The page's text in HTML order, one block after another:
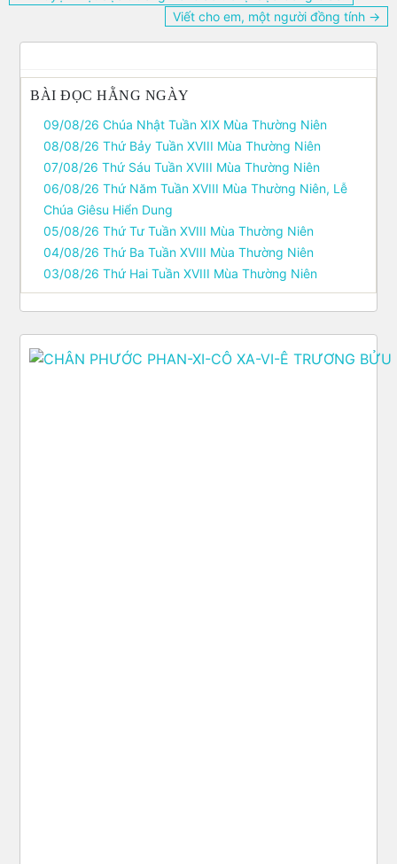
Viết cho em, một người đồng tính →
BÀI ĐỌC HẰNG NGÀY
09/08/26 Chúa Nhật Tuần XIX Mùa Thường Niên
08/08/26 Thứ Bảy Tuần XVIII Mùa Thường Niên
07/08/26 Thứ Sáu Tuần XVIII Mùa Thường Niên
06/08/26 Thứ Năm Tuần XVIII Mùa Thường Niên, Lễ
Chúa Giêsu Hiển Dung
05/08/26 Thứ Tư Tuần XVIII Mùa Thường Niên
04/08/26 Thứ Ba Tuần XVIII Mùa Thường Niên
03/08/26 Thứ Hai Tuần XVIII Mùa Thường Niên